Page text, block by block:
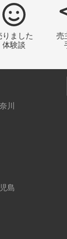
りました
体験談
売
川
島